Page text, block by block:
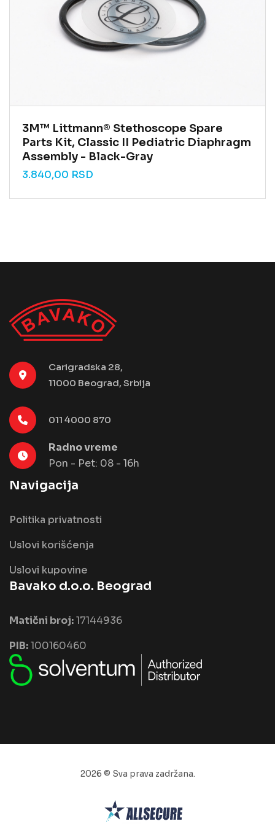
3M™ Littmann® Stethoscope Spare
Parts Kit, Classic II Pediatric Diaphragm
Assembly - Black-Gray
3.840,00 RSD
Carigradska 28,
11000 Beograd, Srbija
011 4000 870
Radno vreme
Pon - Pet: 08 - 16h
Navigacija
Politika privatnosti
Uslovi korišćenja
Uslovi kupovine
Bavako d.o.o. Beograd
Matični broj:17144936
PIB:100160460
2026 © Sva prava zadržana.